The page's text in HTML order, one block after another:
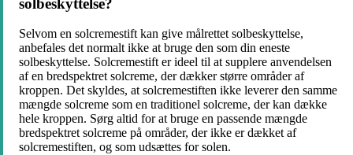
Selvom en solcremestift kan give målrettet solbeskyttelse,
anbefales det normalt ikke at bruge den som din eneste
solbeskyttelse. Solcremestift er ideel til at supplere anvendelsen
af ​​en bredspektret solcreme, der dækker større områder af
kroppen. Det skyldes, at solcremestiften ikke leverer den samme
mængde solcreme som en traditionel solcreme, der kan dække
hele kroppen. Sørg altid for at bruge en passende mængde
bredspektret solcreme på områder, der ikke er dækket af
solcremestiften, og som udsættes for solen.